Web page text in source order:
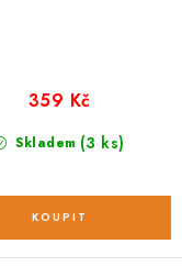
Skladem (3 ks)
359 Kč